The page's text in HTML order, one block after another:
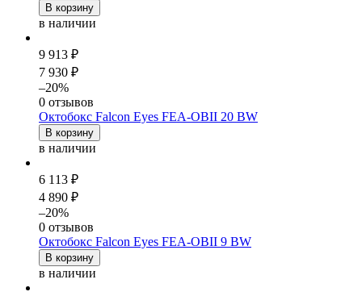
В корзину
в наличии
9 913 ₽
7 930 ₽
–20%
0 отзывов
Октобокс Falcon Eyes FEA-OBII 20 BW
В корзину
в наличии
6 113 ₽
4 890 ₽
–20%
0 отзывов
Октобокс Falcon Eyes FEA-OBII 9 BW
В корзину
в наличии